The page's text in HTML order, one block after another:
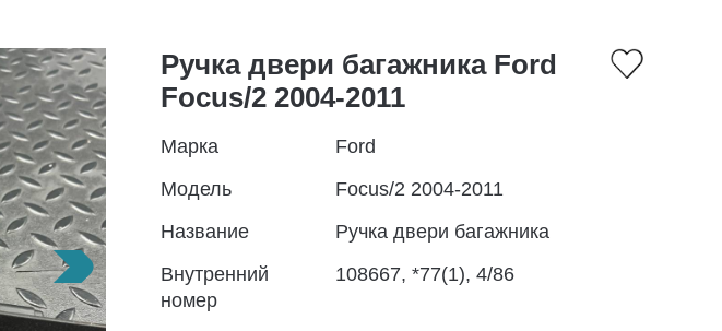
Ручка двери багажника Ford
Focus/2 2004-2011
Марка
Ford
Модель
Focus/2 2004-2011
Название
Ручка двери багажника
Внутренний
номер
108667, *77(1), 4/86